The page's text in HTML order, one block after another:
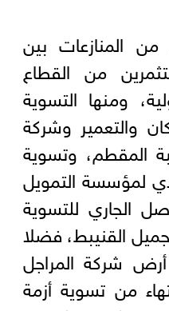
المنازعات بين
من القطاع
ومنها التسوية
والتعمير وشركة
المقطم، وتسوية
لمؤسسة التمويل
الجاري للتسوية
القنيبط، فضلا
شركة المراجل
من تسوية أزمة